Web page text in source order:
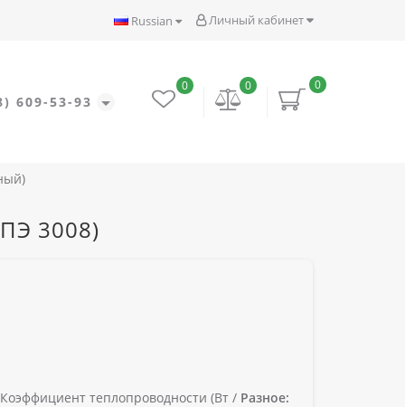
Личный кабинет
Russian
609-53-93
0
0
0
3008)
теплопроводности (Вт / Разное: